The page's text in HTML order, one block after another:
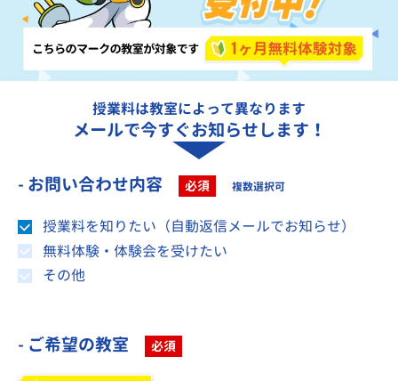
授業料は教室によって異なります
メールで今すぐお知らせします！
- お問い合わせ内容 必須 複数選択可
授業料を知りたい（自動返信メールでお知らせ）
無料体験・体験会を受けたい
その他
- ご希望の教室 必須